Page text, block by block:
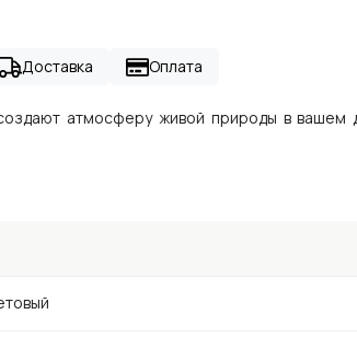
Доставка Оплата
атмосферу живой природы в вашем